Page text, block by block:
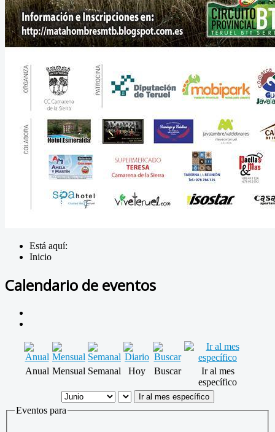
Está aquí:
Inicio
Calendario de eventos
Anual Mensual Semanal Hoy Buscar
Ir al mes
específico
Ir al mes específico
Eventos para